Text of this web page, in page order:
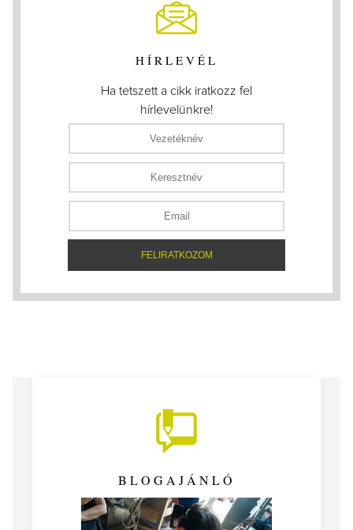
HÍRLEVÉL
Ha tetszett a cikk iratkozz fel
hírlevelünkre!
BLOGAJÁNLÓ